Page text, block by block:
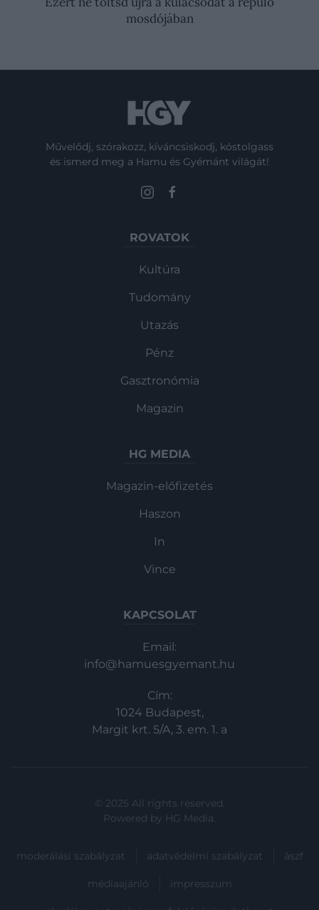
mosdójában
Művelődj, szórakozz, kíváncsiskodj, kóstolgass
és ismerd meg a Hamu és Gyémánt világát!
ROVATOK
Kultúra
Tudomány
Utazás
Pénz
Gasztronómia
Magazin
HG MEDIA
Magazin-előfizetés
Haszon
In
Vince
KAPCSOLAT
Email:
info@hamuesgyemant.hu
Cím:
1024 Budapest,
Margit krt. 5/A, 3. em. 1. a
© 2025 All rights reserved.
Powered by HG Media.
moderálási szabályzat adatvédelmi szabályzat ászf
médiaajánló impresszum